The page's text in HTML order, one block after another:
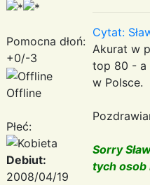
Pomocna dłoń:
+0/-3
Offline
Płeć:
Debiut:
2008/04/19
Cytat:
Akurat w
top 80 - a
w Polsce.
Sorry
tych